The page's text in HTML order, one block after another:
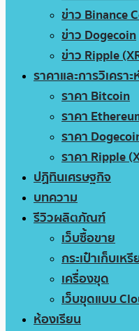
ข่าว Binance
ข่าว Dogecoin
ข่าว Ripple
ราคาและการวิเคราะ
ราคา Bitcoin
ราคา
ราคา
ราคา Ripple
ปฏิทินเศรษฐกิจ
บทความ
รีวิวผลิตภัณฑ์
เว็บซื้อขาย
กระเป๋าเก็บเห
เครื่องขุด
เว็บขุดแบบ
ห้องเรียน